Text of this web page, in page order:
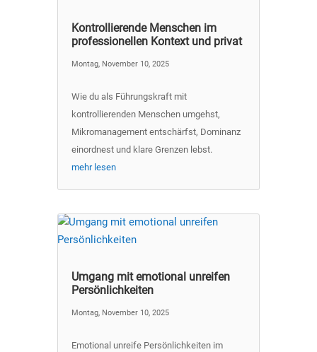
Kontrollierende Menschen im
professionellen Kontext und privat
Montag, November 10, 2025
Wie du als Führungskraft mit
kontrollierenden Menschen umgehst,
Mikromanagement entschärfst, Dominanz
einordnest und klare Grenzen lebst.
mehr lesen
Umgang mit emotional unreifen
Persönlichkeiten
Montag, November 10, 2025
Emotional unreife Persönlichkeiten im